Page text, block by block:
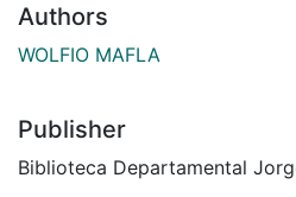
Authors
WOLFIO MAFLA
Publisher
Biblioteca Departamental